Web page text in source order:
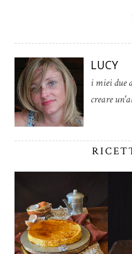
LUCY
i miei due
creare